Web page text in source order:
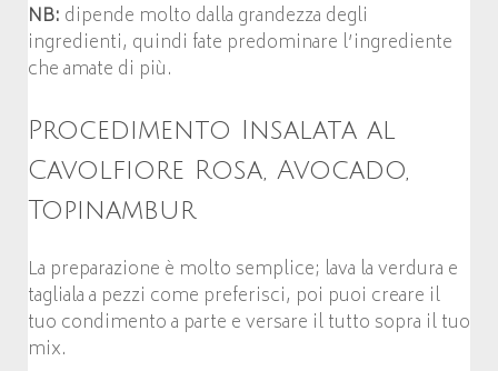
NB: dipende molto dalla grandezza degli
ingredienti, quindi fate predominare l’ingrediente
che amate di più.
Procedimento Insalata al
Cavolfiore Rosa, Avocado,
Topinambur
La preparazione è molto semplice; lava la verdura e
tagliala a pezzi come preferisci, poi puoi creare il
tuo condimento a parte e versare il tutto sopra il tuo
mix.